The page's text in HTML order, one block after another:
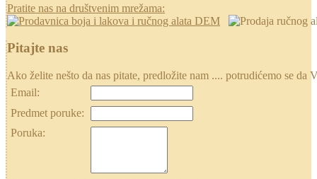
Pratite nas na društvenim mrežama:
Pitajte nas
Ako želite nešto da nas pitate, predložite nam .... potrudićemo se
Email:
Predmet poruke:
Poruka: